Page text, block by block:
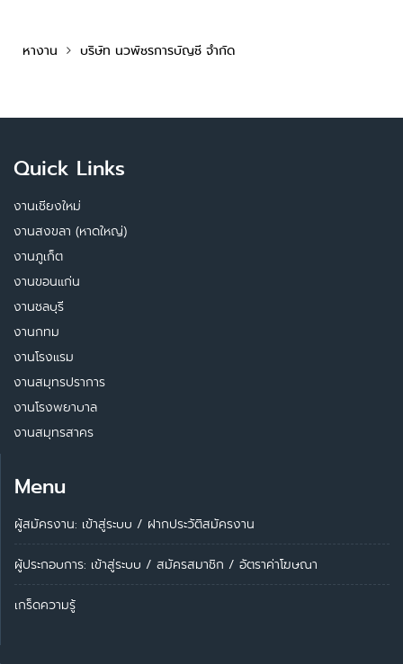
หางาน บริษัท นวพัชรการบัญชี จำกัด
Quick Links
งานเชียงใหม่
งานสงขลา (หาดใหญ่)
งานภูเก็ต
งานขอนแก่น
งานชลบุรี
งานกทม
งานโรงแรม
งานสมุทรปราการ
งานโรงพยาบาล
งานสมุทรสาคร
Menu
ผู้สมัครงาน: เข้าสู่ระบบ / ฝากประวัติสมัครงาน
ผู้ประกอบการ: เข้าสู่ระบบ / สมัครสมาชิก / อัตราค่าโฆษณา
เกร็ดความรู้